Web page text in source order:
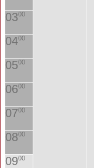
0300
0400
0500
0600
0700
0800
0900